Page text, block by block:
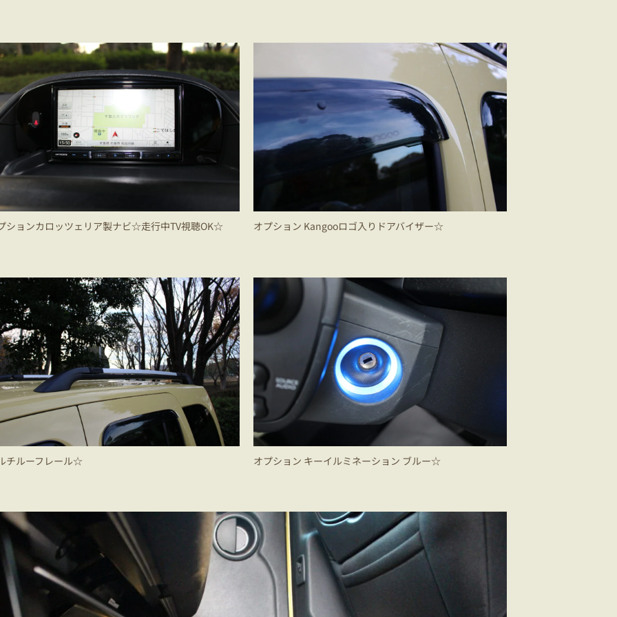
ションカロッツェリア製ナビ☆走行中TV視聴OK☆ オプション Kangooロゴ入りドアバイザー☆
チルーフレール☆ オプション キーイルミネーション ブルー☆